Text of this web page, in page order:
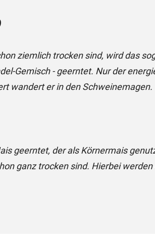
ziemlich trocken sind, wird das
Gemisch - geerntet. Nur der
wandert er in den Schweinemagen.
geerntet, der als Körnermais
ganz trocken sind. Hierbei